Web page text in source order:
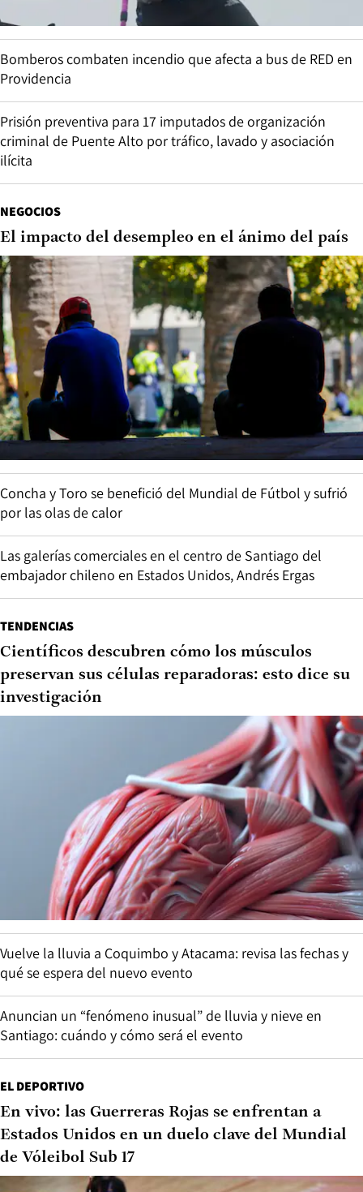
Bomberos combaten incendio que afecta a bus de RED en
Providencia
Prisión preventiva para 17 imputados de organización
criminal de Puente Alto por tráfico, lavado y asociación
ilícita
NEGOCIOS
El impacto del desempleo en el ánimo del país
Concha y Toro se benefició del Mundial de Fútbol y sufrió
por las olas de calor
Las galerías comerciales en el centro de Santiago del
embajador chileno en Estados Unidos, Andrés Ergas
TENDENCIAS
Científicos descubren cómo los músculos
preservan sus células reparadoras: esto dice su
investigación
Vuelve la lluvia a Coquimbo y Atacama: revisa las fechas y
qué se espera del nuevo evento
Anuncian un “fenómeno inusual” de lluvia y nieve en
Santiago: cuándo y cómo será el evento
EL DEPORTIVO
En vivo: las Guerreras Rojas se enfrentan a
Estados Unidos en un duelo clave del Mundial
de Vóleibol Sub 17